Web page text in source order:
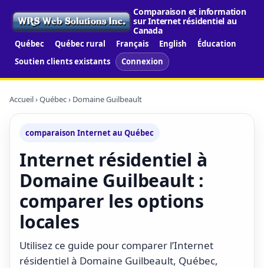
Comparaison et information
sur Internet résidentiel au
Canada
Québec Québec rural Français English
Éducation
Soutien clients existants
Connexion
Accueil›Québec› Domaine Guilbeault
comparaison Internet au Québec
Internet résidentiel à
Domaine Guilbeault :
comparer les options
locales
Utilisez ce guide pour comparer l’Internet
résidentiel à Domaine Guilbeault, Québec,